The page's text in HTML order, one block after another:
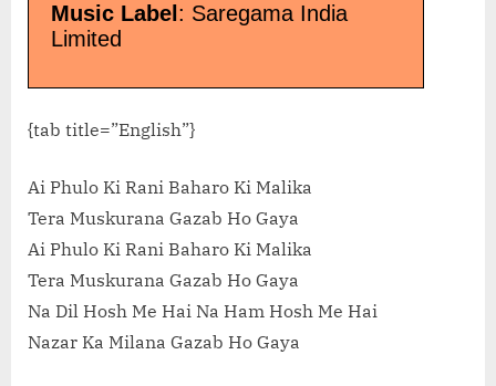
Music Label : Saregama India
Limited
{tab title=”English”}
Ai Phulo Ki Rani Baharo Ki Malika
Tera Muskurana Gazab Ho Gaya
Ai Phulo Ki Rani Baharo Ki Malika
Tera Muskurana Gazab Ho Gaya
Na Dil Hosh Me Hai Na Ham Hosh Me Hai
Nazar Ka Milana Gazab Ho Gaya